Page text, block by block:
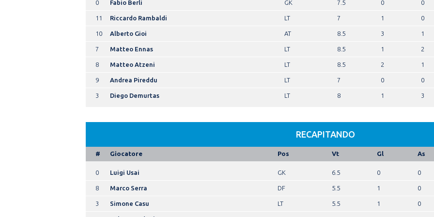
0 Fabio Berli GK 7.5 0 0
11 Riccardo Rambaldi LT 7 1 0
10 Alberto Gioi AT 8.5 3 1
7 Matteo Ennas LT 8.5 1 2
8 Matteo Atzeni LT 8.5 2 1
9 Andrea Pireddu LT 7 0 0
3 Diego Demurtas LT 8 1 3
RECAPITANDO
# Giocatore Pos Vt Gl As
0 Luigi Usai GK 6.5 0 0
8 Marco Serra DF 5.5 1 0
3 Simone Casu LT 5.5 1 0